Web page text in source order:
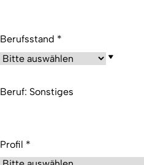
Berufsstand *
Beruf: Sonstiges
Profil *